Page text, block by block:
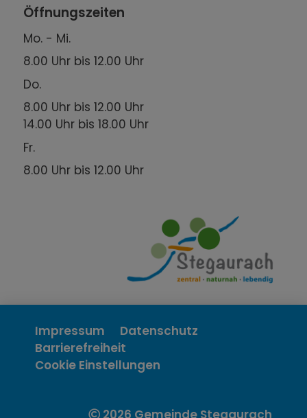
Öffnungszeiten
Mo. - Mi.
8.00 Uhr bis 12.00 Uhr
Do.
8.00 Uhr bis 12.00 Uhr
14.00 Uhr bis 18.00 Uhr
Fr.
8.00 Uhr bis 12.00 Uhr
Impressum
Datenschutz
Barrierefreiheit
Cookie Einstellungen
2026 Gemeinde Stegaurach